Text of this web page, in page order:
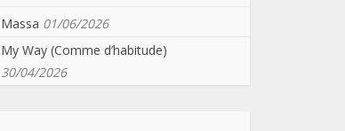
Massa 01/06/2026
My Way (Comme d’habitude)
30/04/2026